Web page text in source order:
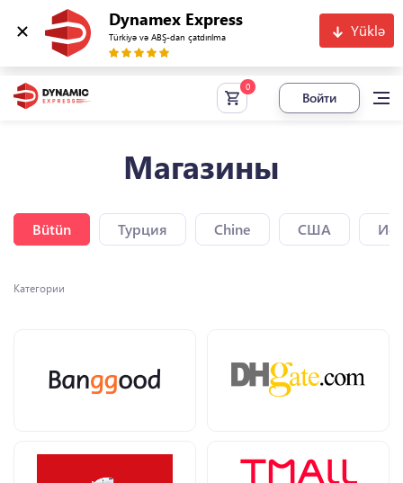
Dynamex Express
Türkiyə və ABŞ-dan çatdırılma Yüklə
Войти
Магазины
Bütün Турция Chine США
Категории